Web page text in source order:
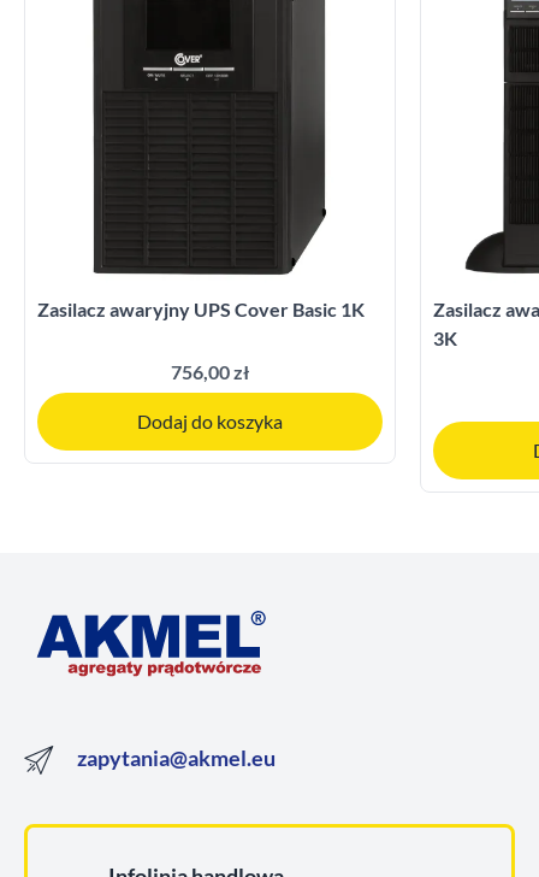
Zasilacz awaryjny UPS Cover Basic 1K
756,00 zł
Dodaj do koszyka
Zasilacz
3K
zapytania@akmel.eu